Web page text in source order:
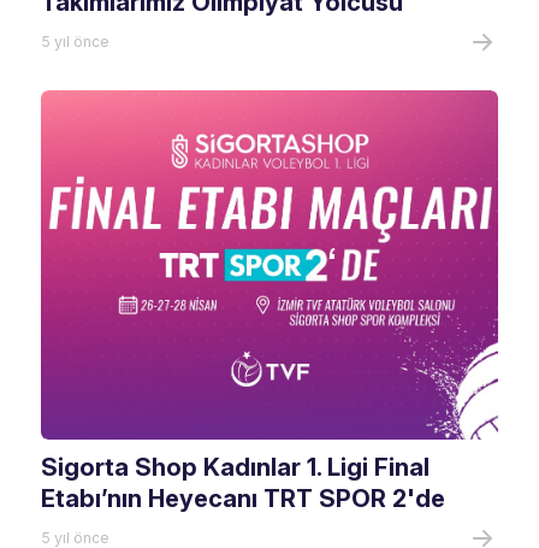
5 yıl önce
Sigorta Shop Kadınlar 1. Ligi Final
Etabı’nın Heyecanı TRT SPOR 2'de
5 yıl önce